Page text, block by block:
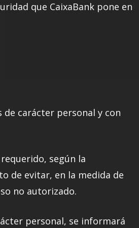
que CaixaBank pone en
carácter personal y con
según la
de evitar, en la medida de
no autorizado.
personal, se informará